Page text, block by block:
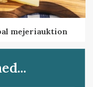
mejeriauktion